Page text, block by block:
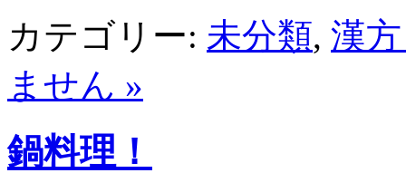
カテゴリー: 未分類, 漢
ません »
鍋料理！